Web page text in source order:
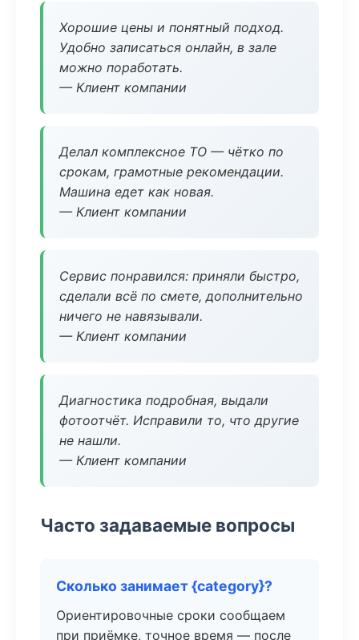
Хорошие цены и понятный подход.
Удобно записаться онлайн, в зале
можно поработать.
— Клиент компании
Делал комплексное ТО — чётко по
срокам, грамотные рекомендации.
Машина едет как новая.
— Клиент компании
Сервис понравился: приняли быстро,
сделали всё по смете, дополнительно
ничего не навязывали.
— Клиент компании
Диагностика подробная, выдали
фотоотчёт. Исправили то, что другие
не нашли.
— Клиент компании
Часто задаваемые вопросы
Сколько занимает {category}?
Ориентировочные сроки сообщаем
при приёмке, точное время — после